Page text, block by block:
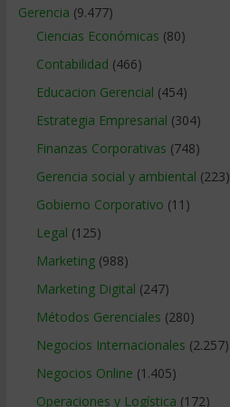
Gerencia (9.477)
Ciencias Económicas (80)
Contabilidad (466)
Educacion Gerencial (454)
Estrategia Empresarial (304)
Finanzas Corporativas (748)
Gerencia social y ambiental (223)
Gobierno Corporativo (11)
Legal (125)
Marketing(988)
Marketing Digital (247)
Métodos Gerenciales (280)
Negocios Internacionales (2.257)
Negocios Online (1.405)
Operaciones y Logística (172)